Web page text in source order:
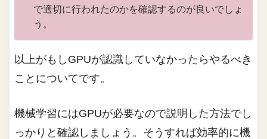
で適切に行われたのかを確認するのが良いでしょ
う。
以上がもしGPUが認識していなかったらやるべき
ことについてです。
機械学習にはGPUが必要なので説明した方法でし
っかりと確認しましょう。そうすれば効率的に機